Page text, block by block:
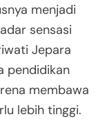
menjadi
sensasi
Jepara
pendidikan
membawa
lebih tinggi.